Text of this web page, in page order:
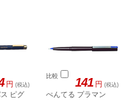
円 (税込)
ピグ
比較 141 円 (税込)
ぺんてる プラマン